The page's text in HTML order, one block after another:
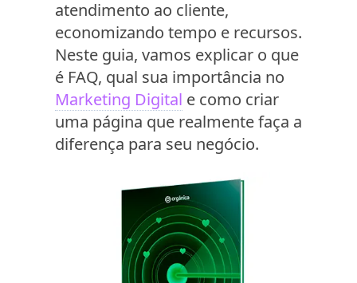
atendimento ao cliente,
economizando tempo e recursos.
Neste guia, vamos explicar o que
é FAQ, qual sua importância no
Marketing Digital e como criar
uma página que realmente faça a
diferença para seu negócio.